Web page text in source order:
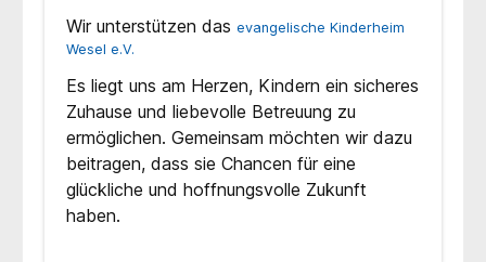
Wir unterstützen das evangelische Kinderheim
Wesel e.V.
Es liegt uns am Herzen, Kindern ein sicheres
Zuhause und liebevolle Betreuung zu
ermöglichen. Gemeinsam möchten wir dazu
beitragen, dass sie Chancen für eine
glückliche und hoffnungsvolle Zukunft
haben.